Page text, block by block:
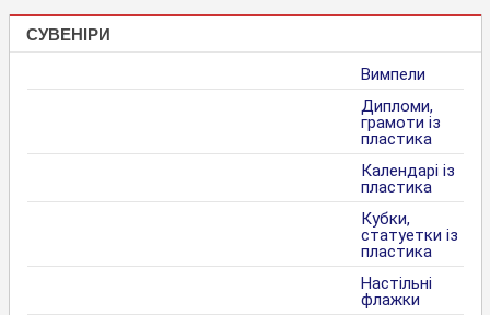
СУВЕНІРИ
Вимпели
Дипломи,
грамоти із
пластика
Календарі із
пластика
Кубки,
статуетки із
пластика
Настільні
флажки